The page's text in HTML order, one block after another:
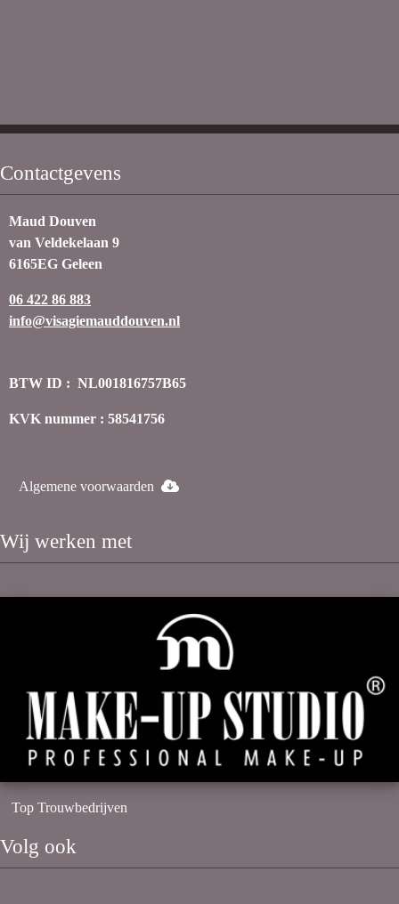
Contactgevens
Maud Douven
van Veldekelaan 9
6165EG Geleen
06 422 86 883
info@visagiemauddouven.nl
BTW ID : NL001816757B65
KVK nummer : 58541756
Algemene voorwaarden
Wij werken met
Top Trouwbedrijven
Volg ook